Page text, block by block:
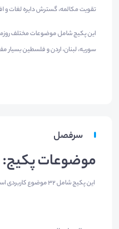
تقویت مکالمه، گسترش دایره لغات و
این پکیج شامل موضوعات مختلف
سوریه، لبنان، اردن و فلسطین بسیار
سرفصل
موضوعات پکیج:
این پکیج شامل ۳۲ موضوع کاربردی است که هر کدام شامل ده ها جمله و اصطلاح کاربردی عربی (لهجه شامی) است.